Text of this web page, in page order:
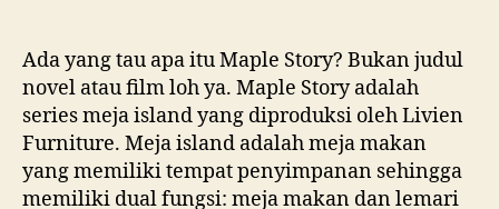
Ada yang tau apa itu Maple Story? Bukan judul
novel atau film loh ya. Maple Story adalah
series meja island yang diproduksi oleh Livien
Furniture. Meja island adalah meja makan
yang memiliki tempat penyimpanan sehingga
memiliki dual fungsi: meja makan dan lemari